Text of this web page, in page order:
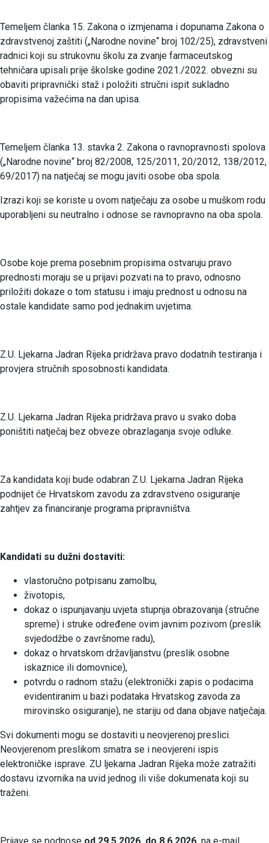
Temeljem članka 15. Zakona o izmjenama i dopunama Zakona o
zdravstvenoj zaštiti („Narodne novine“ broj 102/25), zdravstveni
radnici koji su strukovnu školu za zvanje farmaceutskog
tehničara upisali prije školske godine 2021./2022. obvezni su
obaviti pripravnički staž i položiti stručni ispit sukladno
propisima važećima na dan upisa.
Temeljem članka 13. stavka 2. Zakona o ravnopravnosti spolova
(„Narodne novine“ broj 82/2008, 125/2011, 20/2012, 138/2012,
69/2017) na natječaj se mogu javiti osobe oba spola.
Izrazi koji se koriste u ovom natječaju za osobe u muškom rodu
uporabljeni su neutralno i odnose se ravnopravno na oba spola.
Osobe koje prema posebnim propisima ostvaruju pravo
prednosti moraju se u prijavi pozvati na to pravo, odnosno
priložiti dokaze o tom statusu i imaju prednost u odnosu na
ostale kandidate samo pod jednakim uvjetima.
Z.U. Ljekarna Jadran Rijeka pridržava pravo dodatnih testiranja i
provjera stručnih sposobnosti kandidata.
Z.U. Ljekarna Jadran Rijeka pridržava pravo u svako doba
poništiti natječaj bez obveze obrazlaganja svoje odluke.
Za kandidata koji bude odabran Z.U. Ljekarna Jadran Rijeka
podnijet će Hrvatskom zavodu za zdravstveno osiguranje
zahtjev za financiranje programa pripravništva.
Kandidati su dužni dostaviti:
vlastoručno potpisanu zamolbu,
životopis,
dokaz o ispunjavanju uvjeta stupnja obrazovanja (stručne
spreme) i struke određene ovim javnim pozivom (preslik
svjedodžbe o završnome radu),
dokaz o hrvatskom državljanstvu (preslik osobne
iskaznice ili domovnice),
potvrdu o radnom stažu (elektronički zapis o podacima
evidentiranim u bazi podataka Hrvatskog zavoda za
mirovinsko osiguranje), ne stariju od dana objave natječaja.
Svi dokumenti mogu se dostaviti u neovjerenoj preslici.
Neovjerenom preslikom smatra se i neovjereni ispis
elektroničke isprave. ZU ljekarna Jadran Rijeka može zatražiti
dostavu izvornika na uvid jednog ili više dokumenata koji su
traženi.